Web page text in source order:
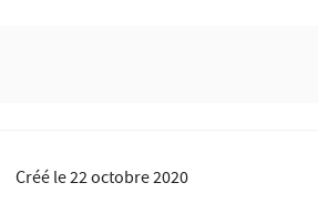
Créé le22 octobre 2020